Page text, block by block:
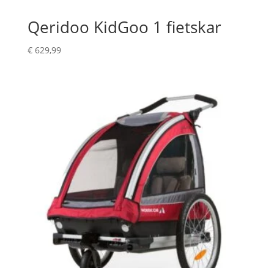
Qeridoo KidGoo 1 fietskar
€629,99